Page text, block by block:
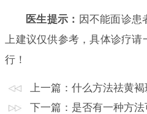
医生提示： 因不能面诊患
上建议仅供参考，具体诊疗
行！
上一篇： 什么方法祛黄
下一篇： 是否有一种方